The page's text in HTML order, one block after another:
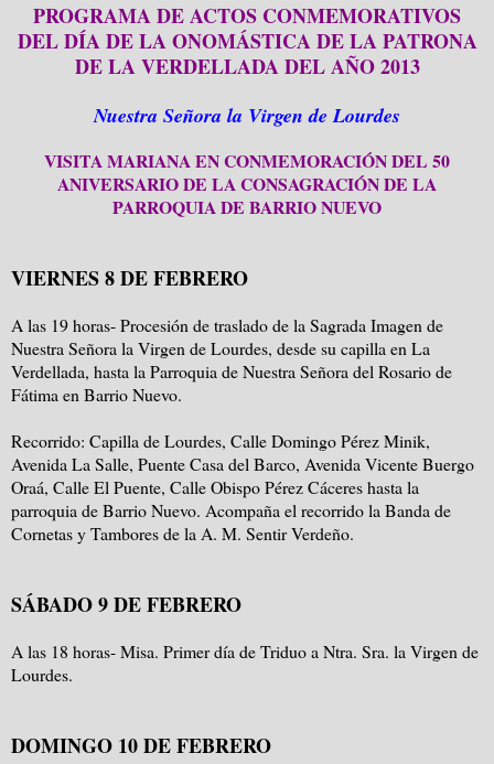
PROGRAMA DE ACTOS CONMEMORATIVOS
DEL DÍA DE LA ONOMÁSTICA DE LA PATRONA
DE LA VERDELLADA DEL AÑO 2013
Nuestra Señora la Virgen de Lourdes
VISITA MARIANA EN CONMEMORACIÓN DEL 50
ANIVERSARIO DE LA CONSAGRACIÓN DE LA
PARROQUIA DE BARRIO NUEVO
VIERNES 8 DE FEBRERO
A las 19 horas- Procesión de traslado de la Sagrada Imagen de
Nuestra Señora la Virgen de Lourdes, desde su capilla en La
Verdellada, hasta la Parroquia de Nuestra Señora del Rosario de
Fátima en Barrio Nuevo.
Recorrido: Capilla de Lourdes, Calle Domingo Pérez Minik,
Avenida La Salle, Puente Casa del Barco, Avenida Vicente Buergo
Oraá, Calle El Puente, Calle Obispo Pérez Cáceres hasta la
parroquia de Barrio Nuevo. Acompaña el recorrido la Banda de
Cornetas y Tambores de la A. M. Sentir Verdeño.
SÁBADO 9 DE FEBRERO
A las 18 horas- Misa. Primer día de Triduo a Ntra. Sra. la Virgen de
Lourdes.
DOMINGO 10 DE FEBRERO